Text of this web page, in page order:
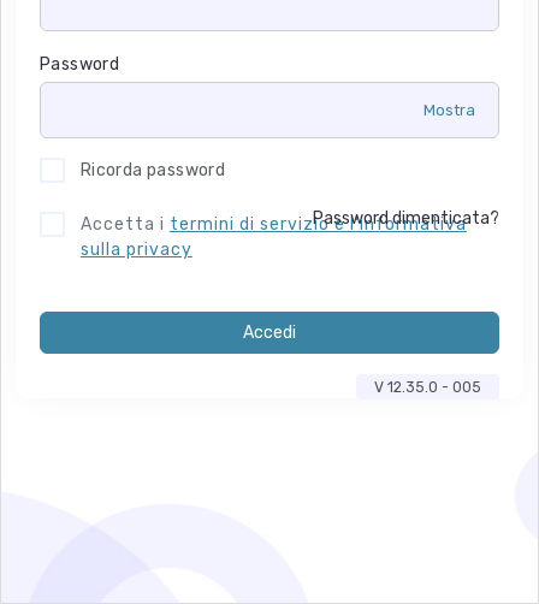
Password
Ricorda password
Accetta i termini di servizio e l'informativa
sulla privacy
Password dimenticata?
Accedi
V 12.35.0 - 005